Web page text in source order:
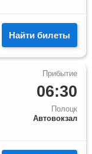
Найти билеты
06:30
Полоцк
Автовокзал